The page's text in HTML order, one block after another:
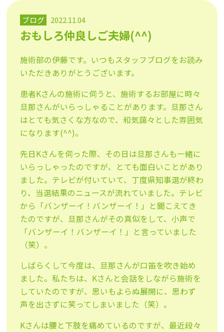
ブログ 2022.11.04
おもしろ仲良しご夫婦(^^)
施術部の伊藤です。いつもスタッフブログをお読み
いただきありがとうございます。
患者Kさんの施術に伺うと、施術するお部屋に時々
旦那さんがいらっしゃることがあります。旦那さん
はとても気さくな方なので、和気藹々とした雰囲気
になります(^^)。
先日Kさんを伺った際、その日は旦那さんも一緒に
いらっしゃったのですが、とても面白いことがあり
ました。テレビが付いていて、丁度県知事選が終わ
り、当選結果のニュースが流れていました。テレビ
から「バンザーイ！バンザーイ！」と聞こえてき
たのですが、旦那さんがその真似をして、小声で
「バンザーイ！バンザーイ！」と言っていました
（笑）。
しばらくして今度は、旦那さんが口笛を吹き始め
ました。私たちは、Kさんと会話をしながら施術を
していたのですが、思いもよらぬ展開に、思わず
声を出さずに笑ってしまいました（笑）。
Kさんは腰と下肢を痛めているのですが、最近段々